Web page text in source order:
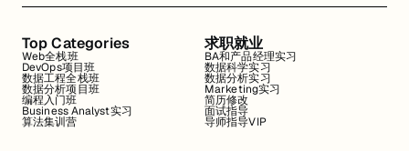
Top Categories
Web全栈班
DevOps项目班
数据工程全栈班
数据分析项目班
编程入门班
Business Analyst实习
算法集训营
求职就业
BA和产品经理实习
数据科学实习
数据分析实习
Marketing实习
简历修改
面试指导
导师指导VIP